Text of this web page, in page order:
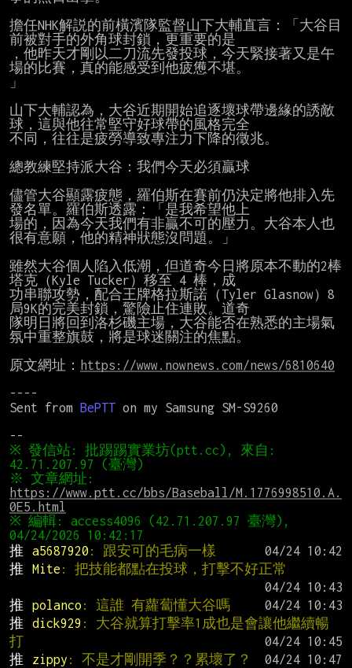
擔任NHK解説的前橫濱隊監督山下大輔直言：「大谷目
前被對手的外角球封鎖，更重要的是
，他昨天才剛以二刀流先發投球，今天緊接著又是午
場的比賽，真的能感受到他疲憊不堪。
」
山下大輔認為，大谷近期開始追逐壞球帶邊緣的誘敵
球，這與他往常堅守好球帶的風格完全
不同，往往是疲勞導致專注力下降的徵兆。
總教練堅持派大谷：我們今天必須贏球
儘管大谷顯露疲態，羅伯斯在賽前仍決定將他排入先
發名單。羅伯斯透露：「是我希望他上
場的，因為今天我們有非贏不可的壓力。大谷本人也
很有意願，他的精神狀態沒問題。」
雖然大谷個人陷入低潮，但道奇今日將原本不動的2棒
塔克（Kyle Tucker）移至 4 棒，成
功串聯攻勢，配合王牌格拉斯諾（Tyler Glasnow）8
局9K的完美封鎖，驚險止住連敗。道奇
隊明日將回到洛杉磯主場，大谷能否在熟悉的主場氣
氛中重整旗鼓，將是球迷關注的焦點。
原文網址：
https://www.nownews.com/news/6810640
----
Sent from BePTT on my Samsung SM-S9260
※ 發信站: 批踢踢實業坊(ptt.cc), 來自:
https://www.ptt.cc/bbs/Baseball/M.1776998510.A.
0E5.html
※ 編輯: access4096 (42.71.207.97 臺灣),
推
a5687920 : 跟安可的毛病一樣
推
Mite : 把技能都點在投球，打擊不好正常
推
polanco : 這誰 有蘿蔔懂大谷嗎
推
dick929 : 大谷就算打擊率1成也是會讓他繼續暢
打
推
zippy : 不是才剛開季？？累壞了？